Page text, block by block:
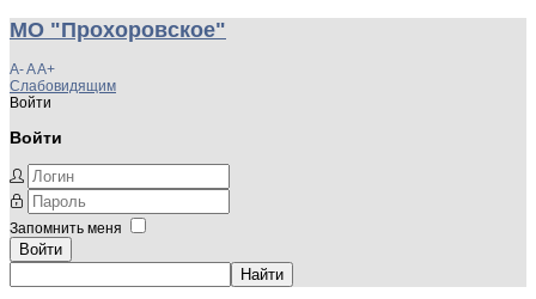
МО "Прохоровское"
A-AA+
Слабовидящим
Войти
Войти
Запомнить меня
Войти